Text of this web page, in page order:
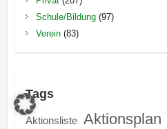
Schule/Bildung(97)
Verein(83)
Tags
Aktionsliste Aktionsplan